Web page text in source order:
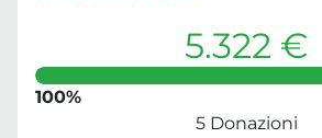
5.322 €
100%
5 Donazioni